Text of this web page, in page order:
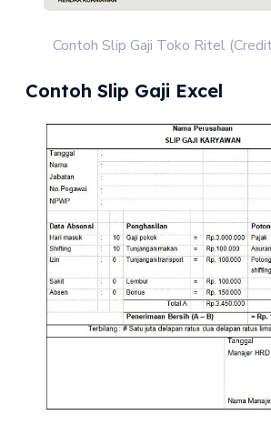
Contoh Slip Gaji Toko Ritel
Contoh Slip Gaji Excel